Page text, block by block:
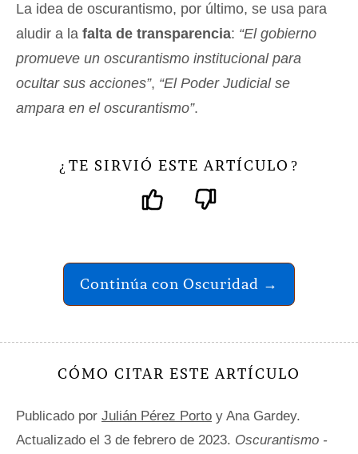
La idea de oscurantismo, por último, se usa para
aludir a la falta de transparencia: “El gobierno
promueve un oscurantismo institucional para
ocultar sus acciones”, “El Poder Judicial se
ampara en el oscurantismo”.
¿ TE SIRVIÓ ESTE ARTÍCULO ?
Continúa con Oscuridad →
CÓMO CITAR ESTE ARTÍCULO
Publicado por Julián Pérez Porto y Ana Gardey.
Actualizado el 3 de febrero de 2023. Oscurantismo -